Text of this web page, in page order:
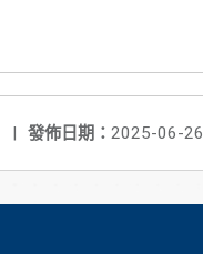
發佈日期： 2025-06-26
|